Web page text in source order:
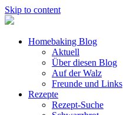
Skip to content
Homebaking Blog
Aktuell
Über diesen Blog
Auf der Walz
Freunde und Links
Rezepte
Rezept-Suche